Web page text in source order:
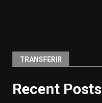
TRANSFERIR
Recent Posts